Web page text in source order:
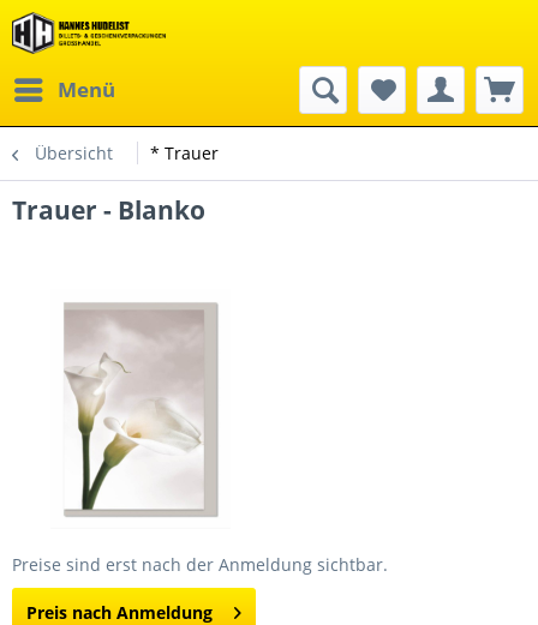
Menü
Übersicht * Trauer
Trauer - Blanko
Preise sind erst nach der Anmeldung sichtbar.
Preis nach Anmeldung